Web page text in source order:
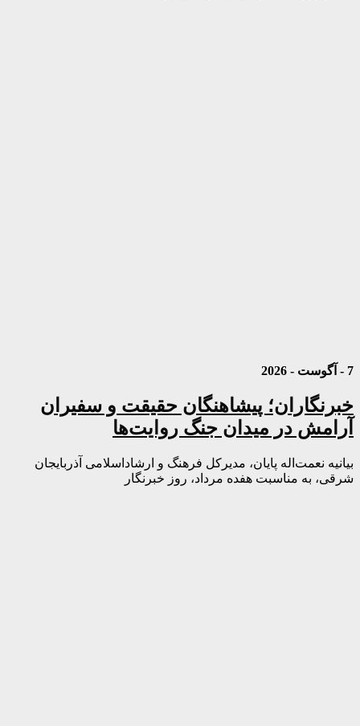
7 - آگوست - 2026
خبرنگاران؛ پیشاهنگان حقیقت و سفیران
آرامش در میدان جنگ روایت‌ها
بیانیه نعمت‌اله پایان، مدیرکل فرهنگ و ارشاداسلامی آذربایجان
شرقی، به مناسبت هفده مرداد، روز خبرنگار